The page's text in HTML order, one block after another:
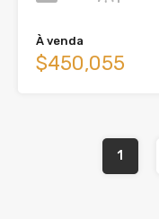
À venda
$450,055
1